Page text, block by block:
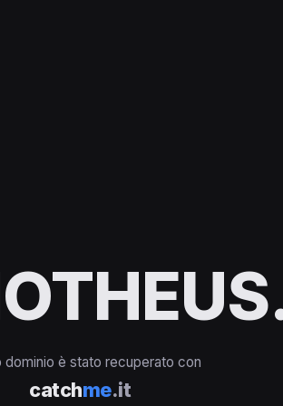
dominio è stato recuperato con
catchme.it